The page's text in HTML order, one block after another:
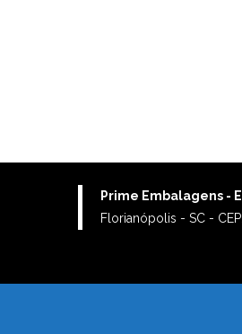
Prime Embalagens -
Florianópolis - SC -